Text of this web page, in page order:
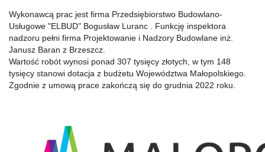
Wykonawcą prac jest firma Przedsiębiorstwo Budowlano-
Usługowe "ELBUD" Bogusław Luranc . Funkcję inspektora
nadzoru pełni firma Projektowanie i Nadzory Budowlane inż.
Janusz Baran z Brzeszcz.
Wartość robót wynosi ponad 307 tysięcy złotych, w tym 148
tysięcy stanowi dotacja z budżetu Województwa Małopolskiego.
Zgodnie z umową prace zakończą się do grudnia 2022 roku.